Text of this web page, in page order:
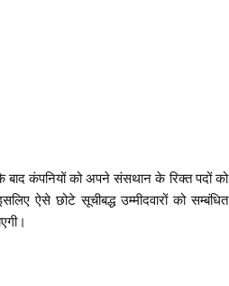
बाद कंपनियों को अपने संसथान के रिक्त पदों को
ऐसे छोटे सूचीबद्ध उम्मीदवारों को सम्बंधित